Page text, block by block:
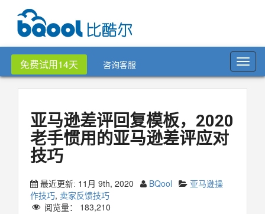
免费试用14天 咨询客服
亚马逊差评回复模板，2020
老手惯用的亚马逊差评应对
技巧
最近更新: 11月 9th, 2020 BQool
亚马逊操
作技巧, 卖家反馈技巧
阅览量： 183,210